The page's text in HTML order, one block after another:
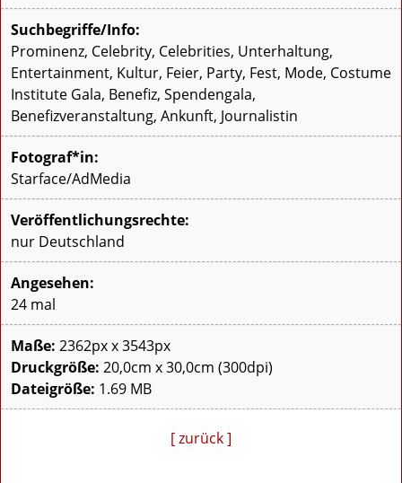
Suchbegriffe/Info:
Prominenz, Celebrity, Celebrities, Unterhaltung,
Entertainment, Kultur, Feier, Party, Fest, Mode, Costume
Institute Gala, Benefiz, Spendengala,
Benefizveranstaltung, Ankunft, Journalistin
Fotograf*in:
Starface/AdMedia
Veröffentlichungsrechte:
nur Deutschland
Angesehen:
24 mal
Maße: 2362px x 3543px
Druckgröße: 20,0cm x 30,0cm (300dpi)
Dateigröße: 1.69 MB
[ zurück ]